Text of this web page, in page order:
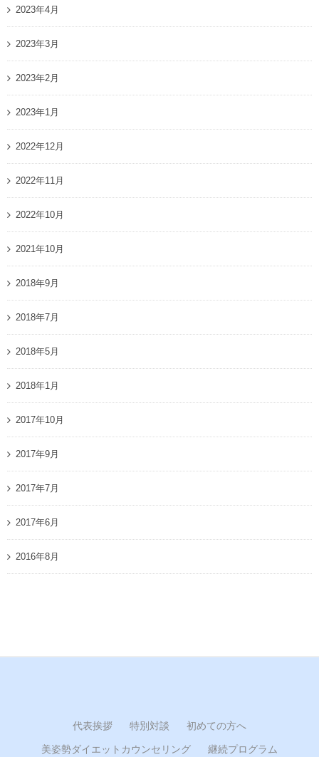
2023年4月
2023年3月
2023年2月
2023年1月
2022年12月
2022年11月
2022年10月
2021年10月
2018年9月
2018年7月
2018年5月
2018年1月
2017年10月
2017年9月
2017年7月
2017年6月
2016年8月
代表挨拶 特別対談 初めての方へ
美姿勢ダイエットカウンセリング 継続プログラム